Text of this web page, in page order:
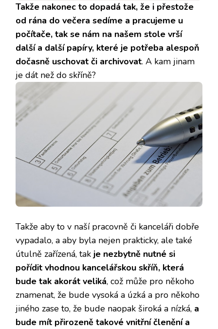
Takže nakonec to dopadá tak, že i přestože
od rána do večera sedíme a pracujeme u
počítače, tak se nám na našem stole vrší
další a další papíry, které je potřeba alespoň
dočasně uschovat či archivovat. A kam jinam
je dát než do skříně?
Takže aby to v naší pracovně či kanceláři dobře
vypadalo, a aby byla nejen prakticky, ale také
útulně zařízená, tak je nezbytně nutné si
pořídit vhodnou kancelářskou skříň, která
bude tak akorát veliká, což může pro někoho
znamenat, že bude vysoká a úzká a pro někoho
jiného zase to, že bude naopak široká a nízká, a
bude mít přirozeně takové vnitřní členění a